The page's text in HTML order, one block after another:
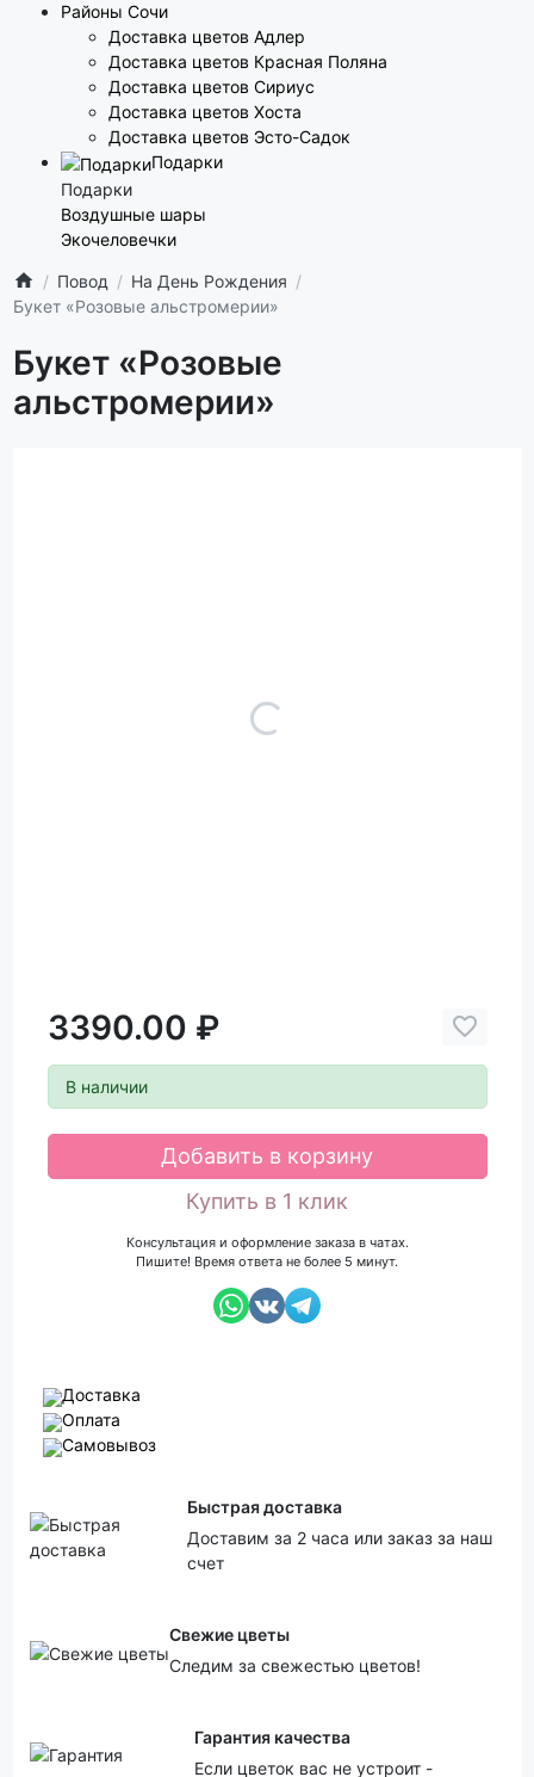
Районы Сочи
Доставка цветов Адлер
Доставка цветов Красная Поляна
Доставка цветов Сириус
Доставка цветов Хоста
Доставка цветов Эсто-Садок
Подарки
Подарки
Воздушные шары
Экочеловечки
Повод
На День Рождения
Букет «Розовые альстромерии»
Букет «Розовые
альстромерии»
3390.00 ₽
В наличии
Добавить в корзину
Купить в 1 клик
Консультация и оформление заказа в чатах.
Пишите! Время ответа не более 5 минут.
Доставка
Оплата
Самовывоз
Быстрая доставка
Доставим за 2 часа или заказ за наш
счет
Свежие цветы
Следим за свежестью цветов!
Гарантия качества
Если цветок вас не устроит -